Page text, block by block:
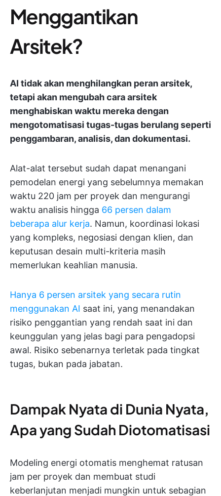
Menggantikan
Arsitek?
AI tidak akan menghilangkan peran arsitek,
tetapi akan mengubah cara arsitek
menghabiskan waktu mereka dengan
mengotomatisasi tugas-tugas berulang seperti
penggambaran, analisis, dan dokumentasi.
Alat-alat tersebut sudah dapat menangani
pemodelan energi yang sebelumnya memakan
waktu 220 jam per proyek dan mengurangi
waktu analisis hingga 66 persen dalam
beberapa alur kerja. Namun, koordinasi lokasi
yang kompleks, negosiasi dengan klien, dan
keputusan desain multi-kriteria masih
memerlukan keahlian manusia.
Hanya 6 persen arsitek yang secara rutin
menggunakan AI saat ini, yang menandakan
risiko penggantian yang rendah saat ini dan
keunggulan yang jelas bagi para pengadopsi
awal. Risiko sebenarnya terletak pada tingkat
tugas, bukan pada jabatan.
Dampak Nyata di Dunia Nyata,
Apa yang Sudah Diotomatisasi
Modeling energi otomatis menghemat ratusan
jam per proyek dan membuat studi
keberlanjutan menjadi mungkin untuk sebagian